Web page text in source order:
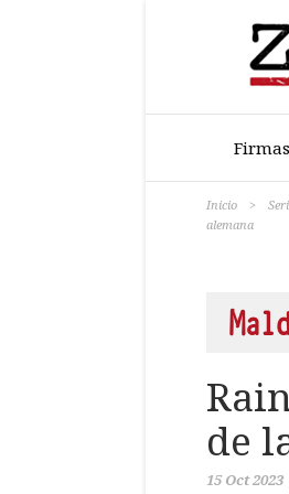
Firmas
Inicio >
alemana
de
15 Oct 2023